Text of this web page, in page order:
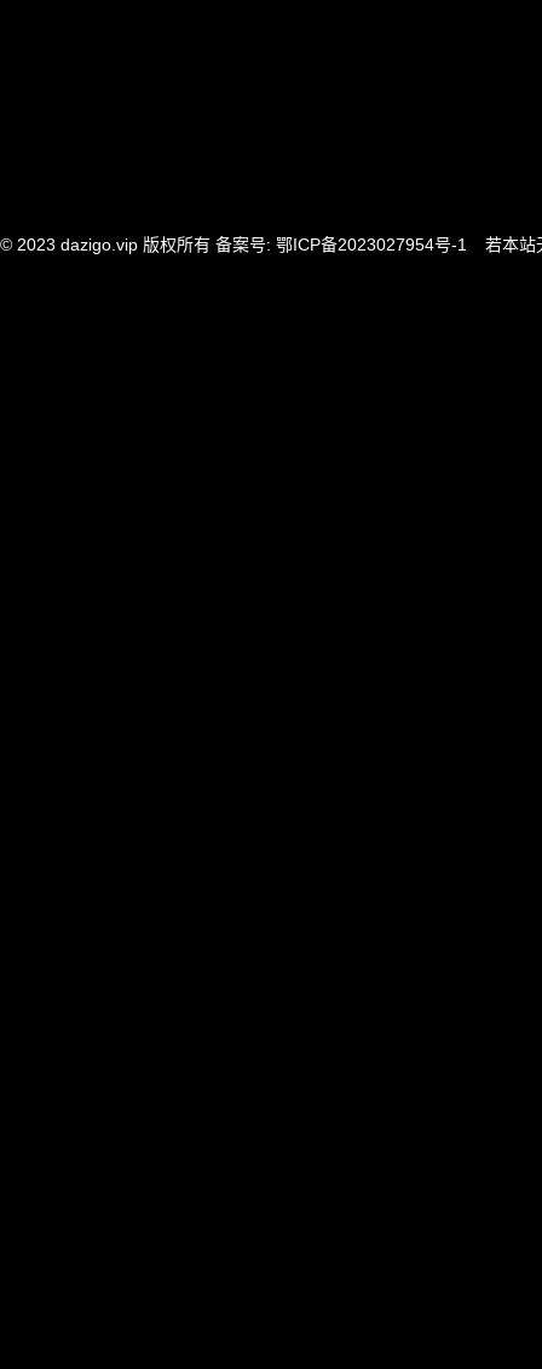
© 2023 dazigo.vip 版权所有 备案号: 鄂ICP备2023027954号-1 若本站